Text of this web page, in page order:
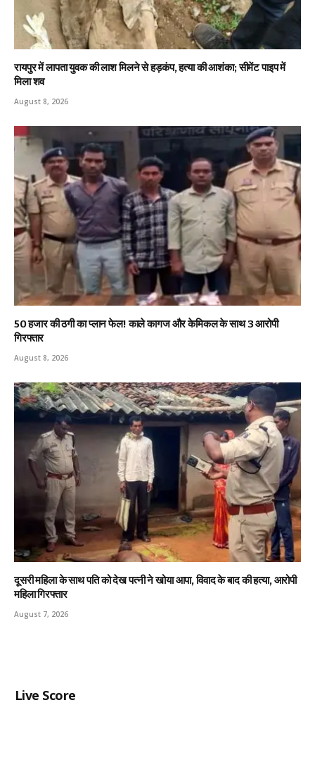
रायपुर में लापता युवक की लाश मिलने से हड़कंप, हत्या की आशंका; सीमेंट पाइप में
मिला शव
August 8, 2026
₹50 हजार की ठगी का प्लान फेल! काले कागज और केमिकल के साथ 3 आरोपी
गिरफ्तार
August 8, 2026
दूसरी महिला के साथ पति को देख पत्नी ने खोया आपा, विवाद के बाद की हत्या, आरोपी
महिला गिरफ्तार
August 7, 2026
Live Score